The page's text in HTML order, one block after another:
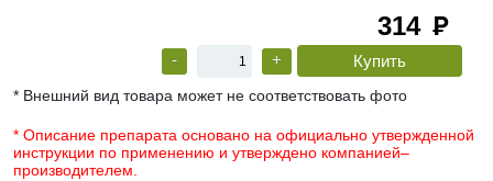
314 руб
- +
* Внешний вид товара может не соответствовать фото
* Описание препарата основано на официально утвержденной
инструкции по применению и утверждено компанией–
производителем.